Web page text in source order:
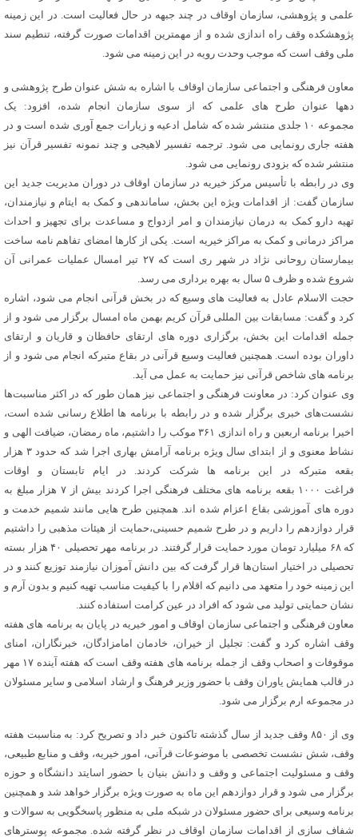
علمی و پژوهشی، سازمان اوقاف در چند جبهه در حال فعالیت است. در این زمینه
پژوهشکده وقف راه اندازی شده و از مهمترین اقدامات صورت گرفته، تنطیم سند
ملی وقف است که موجب وحدت رویه در این زمینه می شود.
معاون فرهنگی و اجتماعی سازمان اوقاف با اشاره به شش عنوان طرح پژوهشی و
دهها عنوان طرح های علمی که از سوی سازمان انجام شده، افزود: یک
مجموعه ۱۰ جلدی منتشر شده که شامل ادعیه و زیارات جمع آوری شده است و در
هفته جاری رونمایی می شود. ترجمه تفسیر لاهیجی و چند نمونه تفسیر قرآن نیز
منتشر شده که بزودی رونمایی می شود.
وی در رابطه با تأسیس مرکز خیریه در سازمان اوقاف در دوران مدیریت جدید این
سازمان گفت: از اقدامات ویژه این بخش، ساماندهی و کمک به ایتام و نیازمندان،
تهیه دارو کمک به درمان نیازمندان و امر ازدواج و مساعدت برای تجهیز و احداث
مراکز درمانی و کمک به مراکز خیریه است. یکی از کارها امضای تفاهم نامه ساخت
بیمارستان روحانی نژاد در شهر ری است که ۲۷ تیر امسال عملیات عمرانی آن
شروع شده و ظرف ۵ سال به بهره برداری می رسد.
حجت الاسلام عادل به فعالیت های وسیع که در بخش قرآنی انجام می شود، اشاره
کرد و گفت: مسابقات بین المللی قرآن کریم بهمن ماه امسال برگزار می شود و از
جمله اقدامات این بخش، برگزاری دوره های ارتقای حافظان و قاریان و ارتقای
داوران بوده است. همچنین فعالیت وسیع قرآنی در بقاع متبرکه انجام می شود و از
برنامه های شاخص قرآنی نیز حمایت به عمل می آید.
وی عنوان کرد: در معاونت فرهنگی و اجتماعی نیز همان طور که در اکثر مناسبت‌ها
نشست‌های خبری برگزار شده و در رابطه با برنامه ها اطلاع رسانی شده است،
اخیرا برنامه اربعین و راه اندازی ۳۶۱ موکب را داشتیم، ماه رمضان، ضیافت الهی و
نشاط معنوی و از ابتدای سال ویژه برنامه آرامش بهاری اجرا شد که حدود ۳ هزار
بقعه متبرکه در این برنامه ها شرکت کردند. در ایام تابستان و اوقات
فراغت ۱۰۰۰ بقعه برنامه های مختلف فرهنگی اجرا کردند بیش از ۷ هزار مبلغ به
دوره های آموزشی بقاع اعزام شده اند. همچنین طرح هایی مانند شمیم خدمت و
قرار دوازدهم را داریم و در طرح شمیم حسینی،حمایت از هیئات مذهبی را داشتیم
که ۶۸ میلیارد تومان مورد حمایت قرار گرفتند. در برنامه مهر تحصیلی ۴۰ هزار بسته
تحصیلی در اختیار استان‌ها قرار گرفت که بین دانش آموزان نیازمند توزیع کنند و در
این زمینه خود را متعهد می دانیم که اقلام را با کیفیت مناسب تهیه کنیم و بدون آرم و
نشان حمایتی تولید می شود که افراد در عین کرامت استفاده کنند.
معاون فرهنگی و اجتماعی سازمان اوقاف و امور خیریه در پایان به برنامه های هفته
وقف اشاره کرد و گفت: تجلیل از خیران، خادمان امامزادگان، خبرنگاران، امنای
موقوفات و اصحاب وقف از جمله برنامه های هفته وقف است که هفته آینده ۱۷ مهر
در قالب همایش یاوران وقف با حضور وزیر فرهنگ و ارشاد اسلامی و سایر مسئولان
در مجموعه ارم برگزار می شود.
وی از ۸۵۰ وقف جدید از سال گذشته تاکنون خبر داد و تصریح کرد: به مناسبت هفته
وقف، شش نشست‌ تخصصی با موضوعات قرآنی، امور خیریه، وقف و منابع طبیعی،
وقف و مسئولیت اجتماعی و وقف و دانش بنیان با حضور اسایتد دانشگاه و حوزه
برگزار می شود و قرار دوازدهم این ماه به صورت ویژه برگزار خواهد شد و همچنین
برنامه وسیعی برای حضور مسئولان در شبکه ملی به منظور پاسخگویی به سوالات و
شفاف سازی از اقدامات سازمان اوقاف در نظر گرفته شده. مجموعه پوسترهای